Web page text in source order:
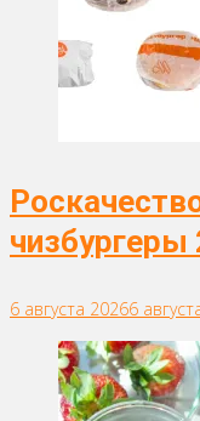
6 августа 20266